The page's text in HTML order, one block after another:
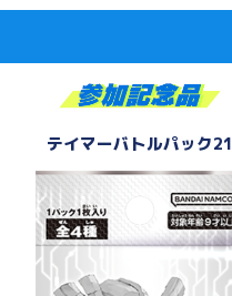
テイマーバトルパック21